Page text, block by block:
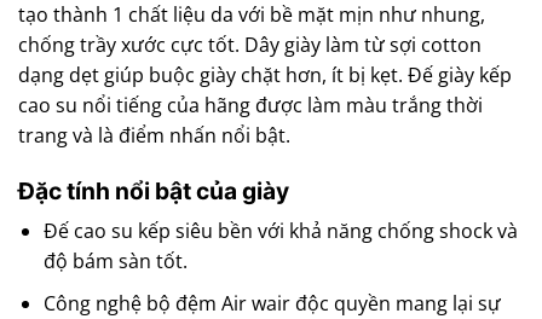
tạo thành 1 chất liệu da với bề mặt mịn như nhung,
chống trầy xước cực tốt. Dây giày làm từ sợi cotton
dạng dẹt giúp buộc giày chặt hơn, ít bị kẹt. Đế giày kếp
cao su nổi tiếng của hãng được làm màu trắng thời
trang và là điểm nhấn nổi bật.
Đặc tính nổi bật của giày
Đế cao su kếp siêu bền với khả năng chống shock và
độ bám sàn tốt.
Công nghệ bộ đệm Air wair độc quyền mang lại sự